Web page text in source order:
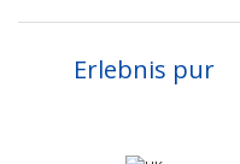
Erlebnis pur